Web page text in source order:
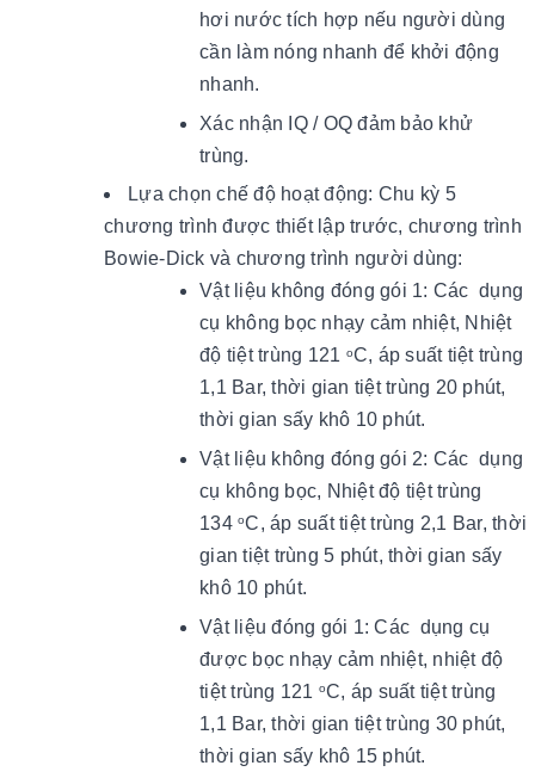
hơi nước tích hợp nếu người dùng
cần làm nóng nhanh để khởi động
nhanh.
Xác nhận IQ / OQ đảm bảo khử
trùng.
Lựa chọn chế độ hoạt động: Chu kỳ 5
chương trình được thiết lập trước, chương trình
Bowie-Dick và chương trình người dùng:
Vật liệu không đóng gói 1: Các dụng
cụ không bọc nhạy cảm nhiệt, Nhiệt
độ tiệt trùng 121 oC, áp suất tiệt trùng
1,1 Bar, thời gian tiệt trùng 20 phút,
thời gian sấy khô 10 phút.
Vật liệu không đóng gói 2: Các dụng
cụ không bọc, Nhiệt độ tiệt trùng
134 oC, áp suất tiệt trùng 2,1 Bar, thời
gian tiệt trùng 5 phút, thời gian sấy
khô 10 phút.
Vật liệu đóng gói 1: Các dụng cụ
được bọc nhạy cảm nhiệt, nhiệt độ
tiệt trùng 121 oC, áp suất tiệt trùng
1,1 Bar, thời gian tiệt trùng 30 phút,
thời gian sấy khô 15 phút.